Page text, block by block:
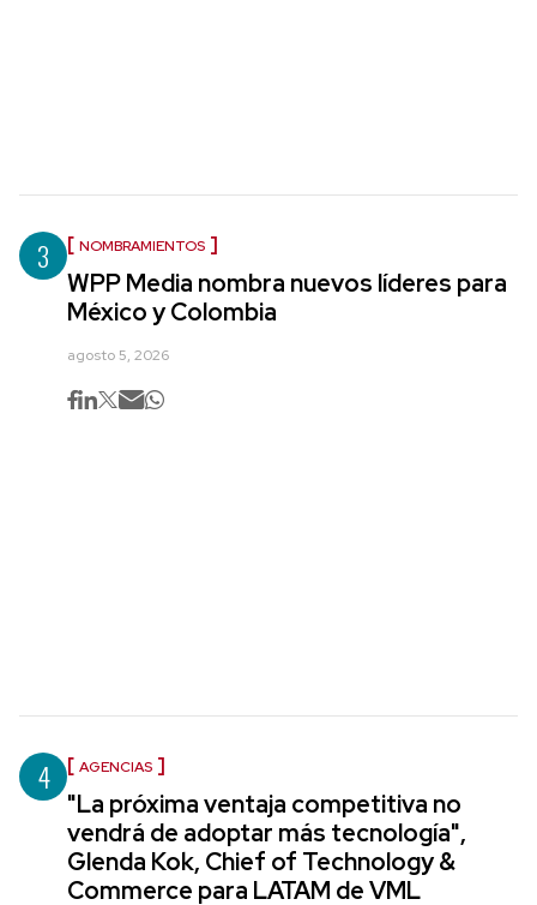
3 NOMBRAMIENTOS
WPP Media nombra nuevos líderes para
México y Colombia
agosto 5, 2026
4 AGENCIAS
"La próxima ventaja competitiva no
vendrá de adoptar más tecnología",
Glenda Kok, Chief of Technology &
Commerce para LATAM de VML